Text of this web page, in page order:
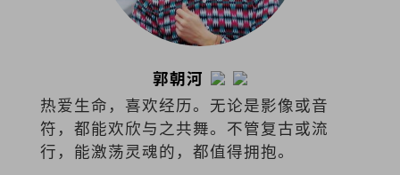
郭朝河
热爱生命，喜欢经历。无论是影像或音
符，都能欢欣与之共舞。不管复古或流
行，能激荡灵魂的，都值得拥抱。